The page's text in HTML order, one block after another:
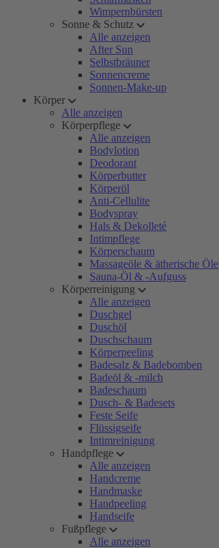
Wimpernbürsten
Sonne & Schutz
Alle anzeigen
After Sun
Selbstbräuner
Sonnencreme
Sonnen-Make-up
Körper
Alle anzeigen
Körperpflege
Alle anzeigen
Bodylotion
Deodorant
Körperbutter
Körperöl
Anti-Cellulite
Bodyspray
Hals & Dekolleté
Intimpflege
Körperschaum
Massageöle & ätherische Öle
Sauna-Öl & -Aufguss
Körperreinigung
Alle anzeigen
Duschgel
Duschöl
Duschschaum
Körperpeeling
Badesalz & Badebomben
Badeöl & -milch
Badeschaum
Dusch- & Badesets
Feste Seife
Flüssigseife
Intimreinigung
Handpflege
Alle anzeigen
Handcreme
Handmaske
Handpeeling
Handseife
Fußpflege
Alle anzeigen